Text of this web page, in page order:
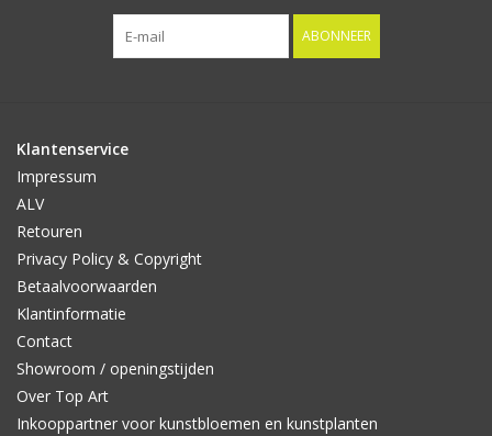
ABONNEER
Klantenservice
Impressum
ALV
Retouren
Privacy Policy & Copyright
Betaalvoorwaarden
Klantinformatie
Contact
Showroom / openingstijden
Over Top Art
Inkooppartner voor kunstbloemen en kunstplanten